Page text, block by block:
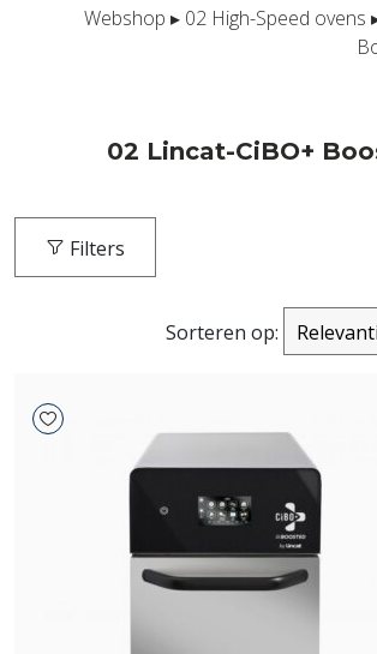
Webshop ▸ 02 High-Speed ovens
02 Lincat-CiBO+
Filters
Sorteren op: